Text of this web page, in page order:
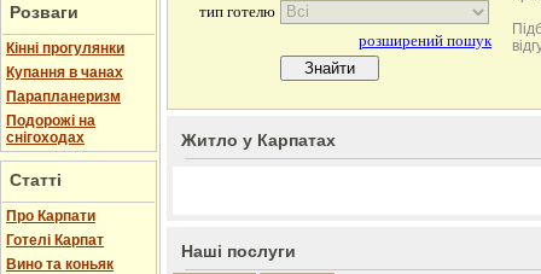
Розваги
Кінні прогулянки
Купання в чанах
Парапланеризм
Подорожі на
снігоходах
Статті
Про Карпати
Готелі Карпат
Вино та коньяк
Житло у Карпатах
Наші послуги